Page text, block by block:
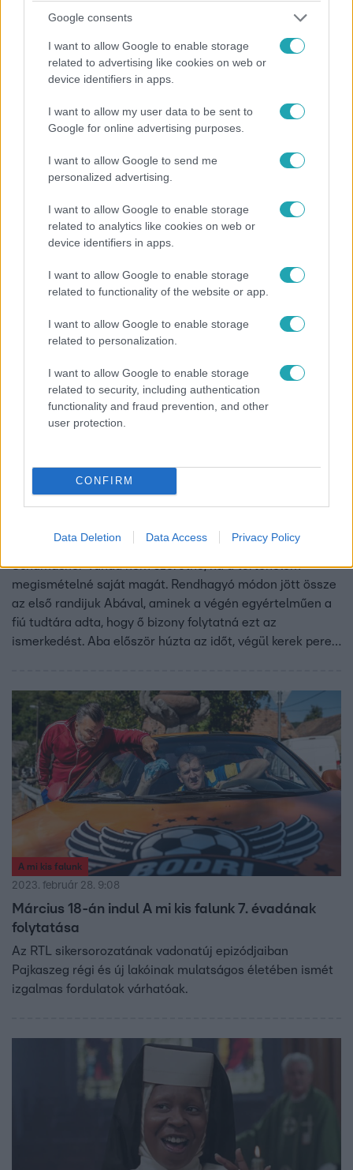
Google consents
I want to allow Google to enable storage
related to advertising like cookies on web or
device identifiers in apps.
I want to allow my user data to be sent to
Google for online advertising purposes.
I want to allow Google to send me
personalized advertising.
I want to allow Google to enable storage
related to analytics like cookies on web or
device identifiers in apps.
I want to allow Google to enable storage
related to functionality of the website or app.
I want to allow Google to enable storage
related to personalization.
I want to allow Google to enable storage
related to security, including authentication
functionality and fraud prevention, and other
user protection.
CONFIRM
Data Deletion Data Access Privacy Policy
közben
A Survivor második játéka annyira megviseli a Buhawi
törzs egyik tagját, hogy Zsombor a földre kerül, és
csapattársa, Wendy aggódva szól, hogy a fiúnak
segítségre van szüksége. Vajon tudja folytatni a
véget ér? A Survivor kedden a Nyerő Páros után
2:53
második randi, és Titi után nem offolja ki őt is Aba
Schumacher Vanda nem szeretné, ha a történelem
megismételné saját magát. Rendhagyó módon jött össze
az első randijuk Abával, aminek a végén egyértelműen a
fiú tudtára adta, hogy ő bizony folytatná ezt az
ismerkedést. Aba először húzta az időt, végül kerek perec
A mi kis falunk
2023. február 28. 9:08
Március 18-án indul A mi kis falunk 7. évadának
folytatása
Az RTL sikersorozatának vadonatúj epizódjaiban
Pajkaszeg régi és új lakóinak mulatságos életében ismét
izgalmas fordulatok várhatóak.